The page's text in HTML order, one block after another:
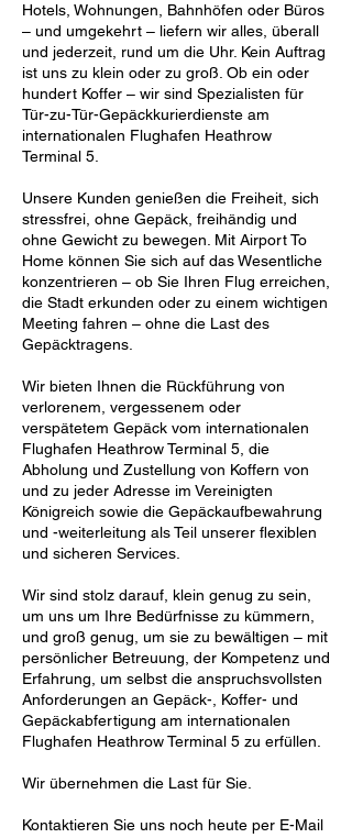
Hotels, Wohnungen, Bahnhöfen oder Büros
– und umgekehrt – liefern wir alles, überall
und jederzeit, rund um die Uhr. Kein Auftrag
ist uns zu klein oder zu groß. Ob ein oder
hundert Koffer – wir sind Spezialisten für
Tür-zu-Tür-Gepäckkurierdienste am
internationalen Flughafen Heathrow
Terminal 5.
Unsere Kunden genießen die Freiheit, sich
stressfrei, ohne Gepäck, freihändig und
ohne Gewicht zu bewegen. Mit Airport To
Home können Sie sich auf das Wesentliche
konzentrieren – ob Sie Ihren Flug erreichen,
die Stadt erkunden oder zu einem wichtigen
Meeting fahren – ohne die Last des
Gepäcktragens.
Wir bieten Ihnen die Rückführung von
verlorenem, vergessenem oder
verspätetem Gepäck vom internationalen
Flughafen Heathrow Terminal 5, die
Abholung und Zustellung von Koffern von
und zu jeder Adresse im Vereinigten
Königreich sowie die Gepäckaufbewahrung
und -weiterleitung als Teil unserer flexiblen
und sicheren Services.
Wir sind stolz darauf, klein genug zu sein,
um uns um Ihre Bedürfnisse zu kümmern,
und groß genug, um sie zu bewältigen – mit
persönlicher Betreuung, der Kompetenz und
Erfahrung, um selbst die anspruchsvollsten
Anforderungen an Gepäck-, Koffer- und
Gepäckabfertigung am internationalen
Flughafen Heathrow Terminal 5 zu erfüllen.
Wir übernehmen die Last für Sie.
Kontaktieren Sie uns noch heute per E-Mail